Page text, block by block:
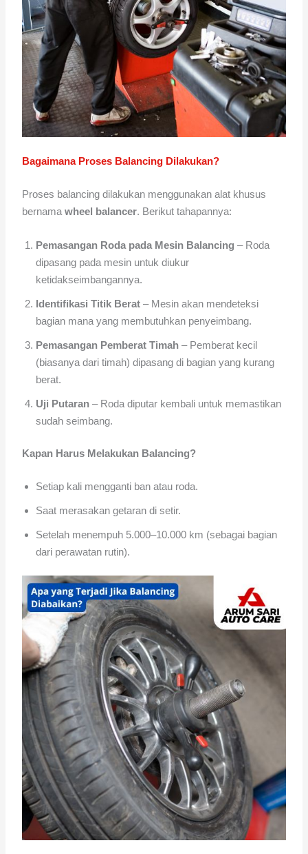
Bagaimana Proses Balancing Dilakukan?
Proses balancing dilakukan menggunakan alat khusus
bernamawheel balancer. Berikut tahapannya:
Pemasangan Roda pada Mesin Balancing – Roda
dipasang pada mesin untuk diukur
ketidakseimbangannya.
Identifikasi Titik Berat – Mesin akan mendeteksi
bagian mana yang membutuhkan penyeimbang.
Pemasangan Pemberat Timah – Pemberat kecil
(biasanya dari timah) dipasang di bagian yang kurang
berat.
Uji Putaran – Roda diputar kembali untuk memastikan
sudah seimbang.
Kapan Harus Melakukan Balancing?
Setiap kali mengganti ban atau roda.
Saat merasakan getaran di setir.
Setelah menempuh 5.000–10.000 km (sebagai bagian
dari perawatan rutin).